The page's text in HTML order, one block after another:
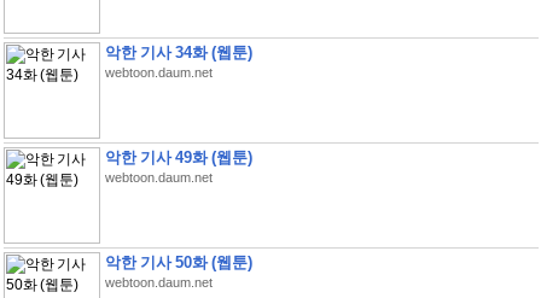
악한 기사 34화 (웹툰)
webtoon.daum.net
악한 기사 49화 (웹툰)
webtoon.daum.net
악한 기사 50화 (웹툰)
webtoon.daum.net